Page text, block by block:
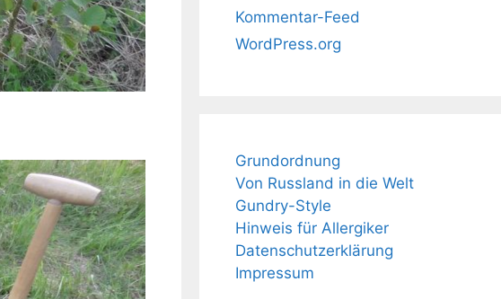
Kommentar-Feed
WordPress.org
Grundordnung
Von Russland in die Welt
Gundry-Style
Hinweis für Allergiker
Datenschutzerklärung
Impressum